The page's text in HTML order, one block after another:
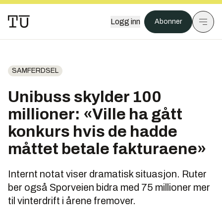
Logg inn Abonner
SAMFERDSEL
Unibuss skylder 100
millioner: «Ville ha gått
konkurs hvis de hadde
måttet betale fakturaene»
Internt notat viser dramatisk situasjon. Ruter
ber også Sporveien bidra med 75 millioner mer
til vinterdrift i årene fremover.